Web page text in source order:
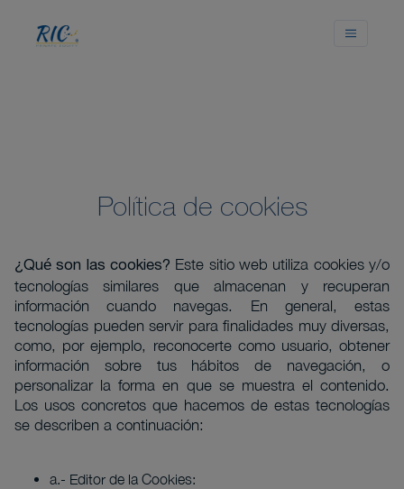
Política de cookies
¿Qué son las cookies? Este sitio web utiliza cookies y/o
tecnologías similares que almacenan y recuperan
información cuando navegas. En general, estas
tecnologías pueden servir para finalidades muy diversas,
como, por ejemplo, reconocerte como usuario, obtener
información sobre tus hábitos de navegación, o
personalizar la forma en que se muestra el contenido.
Los usos concretos que hacemos de estas tecnologías
se describen a continuación:
a.- Editor de la Cookies: